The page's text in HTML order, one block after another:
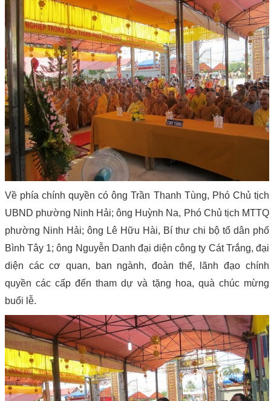
Về phía chính quyền có ông Trần Thanh Tùng, Phó Chủ tịch
UBND phường Ninh Hải; ông Huỳnh Na, Phó Chủ tịch MTTQ
phường Ninh Hải; ông Lê Hữu Hài, Bí thư chi bộ tổ dân phố
Bình Tây 1; ông Nguyễn Danh đại diện công ty Cát Trắng, đại
diện các cơ quan, ban ngành, đoàn thể, lãnh đạo chính
quyền các cấp đến tham dự và tặng hoa, quà chúc mừng
buổi lễ.